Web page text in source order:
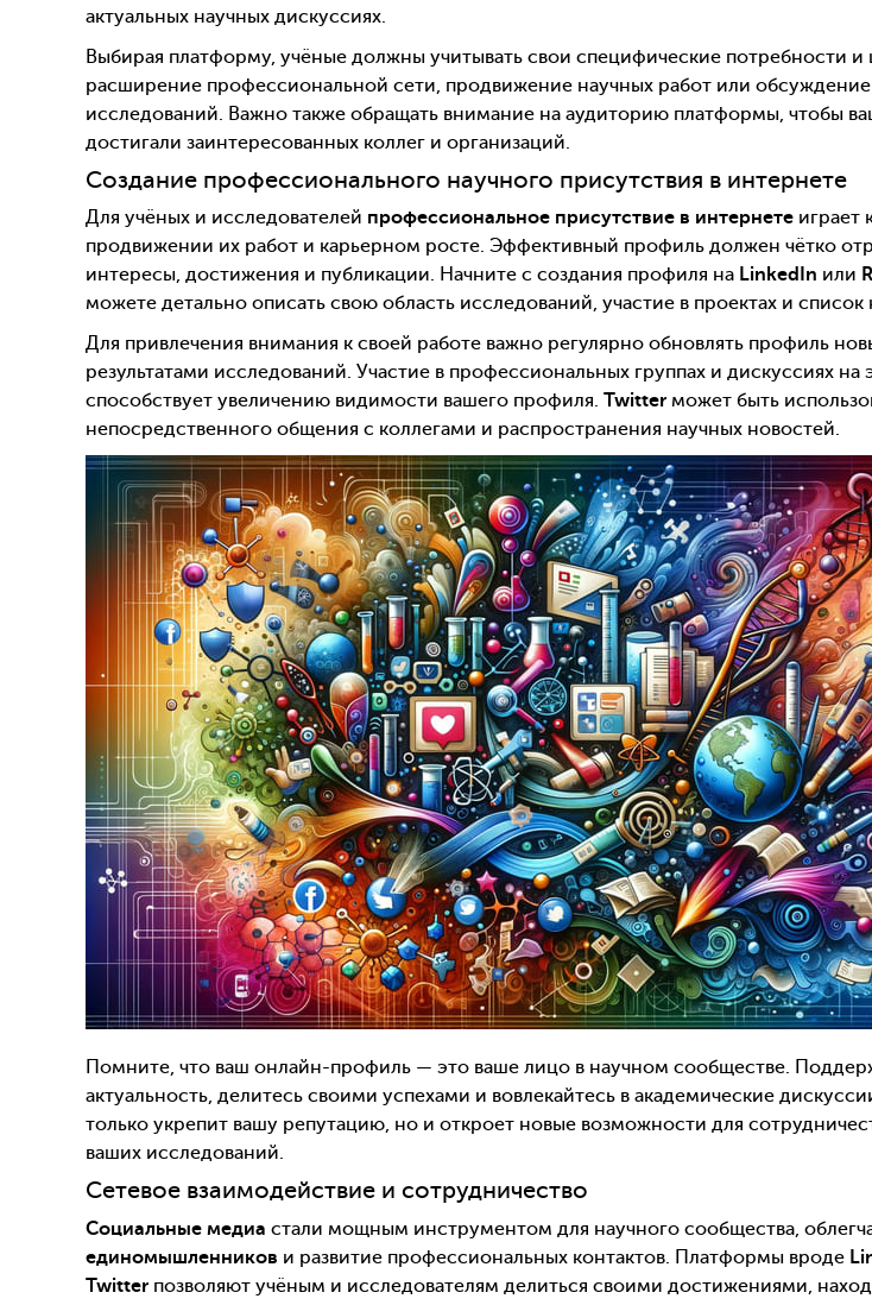
актуальных научных дискуссиях.
Выбирая платформу, учёные должны учитывать свои специфические потребности и
расширение профессиональной сети, продвижение научных работ или
исследований. Важно также обращать внимание на аудиторию платформы, чтобы
достигали заинтересованных коллег и организаций.
Создание профессионального научного присутствия в интернете
Для учёных и исследователей профессиональное присутствие в интернете играет
продвижении их работ и карьерном росте. Эффективный профиль должен чётко
интересы, достижения и публикации. Начните с создания профиля на LinkedIn или
можете детально описать свою область исследований, участие в проектах и список
Для привлечения внимания к своей работе важно регулярно обновлять профиль
результатами исследований. Участие в профессиональных группах и дискуссиях на
способствует увеличению видимости вашего профиля. Twitter может быть
непосредственного общения с коллегами и распространения научных новостей.
Помните, что ваш онлайн-профиль — это ваше лицо в научном сообществе.
актуальность, делитесь своими успехами и вовлекайтесь в академические
только укрепит вашу репутацию, но и откроет новые возможности для
ваших исследований.
Сетевое взаимодействие и сотрудничество
Социальные медиа стали мощным инструментом для научного сообщества,
единомышленников и развитие профессиональных контактов. Платформы вроде
Twitter позволяют учёным и исследователям делиться своими достижениями,